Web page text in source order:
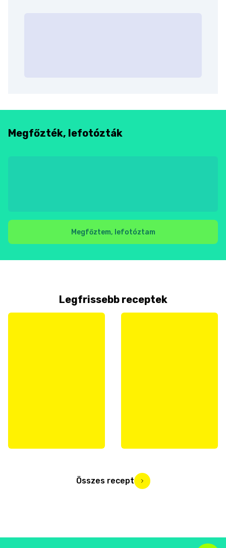
Megfőzték, lefotózták
Megfőztem, lefotóztam
Legfrissebb receptek
Összes recept